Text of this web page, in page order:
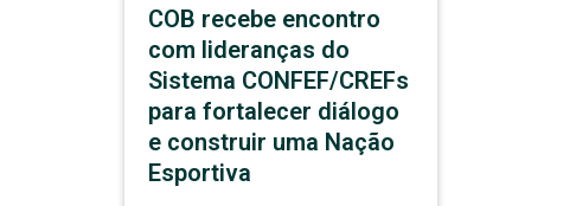
COB recebe encontro
com lideranças do
Sistema CONFEF/CREFs
para fortalecer diálogo
e construir uma Nação
Esportiva